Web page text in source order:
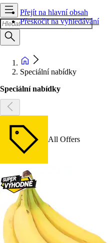
Přejít na hlavní obsah
Přeskočit na vyhledávání
Speciální nabídky
Speciální nabídky
All Offers